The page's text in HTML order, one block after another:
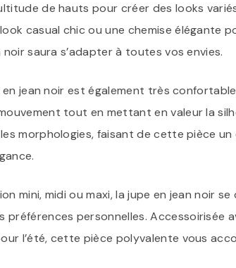
de hauts pour créer des looks
casual chic ou une chemise élégante
saura s’adapter à toutes vos envies.
en jean noir est également très
tout en mettant en valeur la
morphologies, faisant de cette pièce
mini, midi ou maxi, la jupe en jean noir
préférences personnelles. Accessoirisée
l’été, cette pièce polyvalente vous